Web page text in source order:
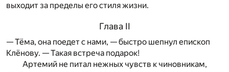
выходит за пределы его стиля жизни.
Глава II
— Тёма, она поедет с нами, — быстро шепнул епископ
Клёнову. — Такая встреча подарок!
Артемий не питал нежных чувств к чиновникам,